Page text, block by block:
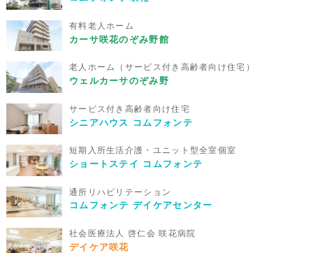
有料老人ホーム
カーサ咲花のぞみ野館
老人ホーム（サービス付き高齢者向け住宅）
ウェルカーサのぞみ野
サービス付き高齢者向け住宅
シニアハウス コムフォンテ
短期入所生活介護・ユニット型全室個室
ショートステイ コムフォンテ
通所リハビリテーション
コムフォンテ デイケアセンター
社会医療法人 啓仁会 咲花病院
デイケア咲花